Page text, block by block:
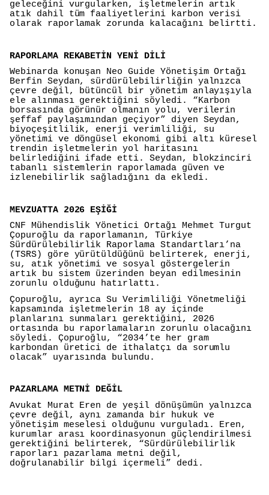
geleceğini vurgularken, işletmelerin artık
atık dahil tüm faaliyetlerini karbon verisi
olarak raporlamak zorunda kalacağını belirtti.
RAPORLAMA REKABETİN YENİ DİLİ
Webinarda konuşan Neo Guide Yönetişim Ortağı
Berfin Seydan, sürdürülebilirliğin yalnızca
çevre değil, bütüncül bir yönetim anlayışıyla
ele alınması gerektiğini söyledi. “Karbon
borsasında görünür olmanın yolu, verilerin
şeffaf paylaşımından geçiyor” diyen Seydan,
biyoçeşitlilik, enerji verimliliği, su
yönetimi ve döngüsel ekonomi gibi altı küresel
trendin işletmelerin yol haritasını
belirlediğini ifade etti. Seydan, blokzinciri
tabanlı sistemlerin raporlamada güven ve
izlenebilirlik sağladığını da ekledi.
MEVZUATTA 2026 EŞİĞİ
CNF Mühendislik Yönetici Ortağı Mehmet Turgut
Çopuroğlu da raporlamanın, Türkiye
Sürdürülebilirlik Raporlama Standartları’na
(TSRS) göre yürütüldüğünü belirterek, enerji,
su, atık yönetimi ve sosyal göstergelerin
artık bu sistem üzerinden beyan edilmesinin
zorunlu olduğunu hatırlattı.
Çopuroğlu, ayrıca Su Verimliliği Yönetmeliği
kapsamında işletmelerin 18 ay içinde
planlarını sunmaları gerektiğini, 2026
ortasında bu raporlamaların zorunlu olacağını
söyledi. Çopuroğlu, “2034’te her gram
karbondan üretici de ithalatçı da sorumlu
olacak” uyarısında bulundu.
PAZARLAMA METNİ DEĞİL
Avukat Murat Eren de yeşil dönüşümün yalnızca
çevre değil, aynı zamanda bir hukuk ve
yönetişim meselesi olduğunu vurguladı. Eren,
kurumlar arası koordinasyonun güçlendirilmesi
gerektiğini belirterek, “Sürdürülebilirlik
raporları pazarlama metni değil,
doğrulanabilir bilgi içermeli” dedi.